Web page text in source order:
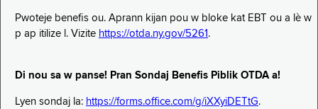
Pwoteje benefis ou. Aprann kijan pou w bloke kat EBT ou a lè w
p ap itilize l. Vizite https://otda.ny.gov/5261 .
Di nou sa w panse! Pran Sondaj Benefis Piblik OTDA a!
Lyen sondaj la: https://forms.office.com/g/iXXyiDETtG.